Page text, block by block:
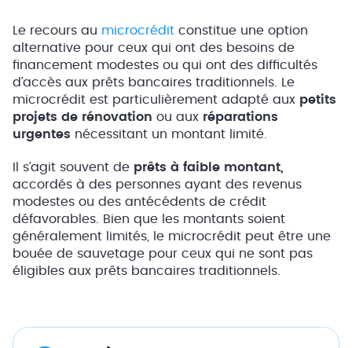
Le recours au microcrédit constitue une option
alternative pour ceux qui ont des besoins de
financement modestes ou qui ont des difficultés
d’accès aux prêts bancaires traditionnels. Le
microcrédit est particulièrement adapté aux petits
projets de rénovation ou aux réparations
urgentes nécessitant un montant limité.
Il s’agit souvent de prêts à faible montant,
accordés à des personnes ayant des revenus
modestes ou des antécédents de crédit
défavorables. Bien que les montants soient
généralement limités, le microcrédit peut être une
bouée de sauvetage pour ceux qui ne sont pas
éligibles aux prêts bancaires traditionnels.